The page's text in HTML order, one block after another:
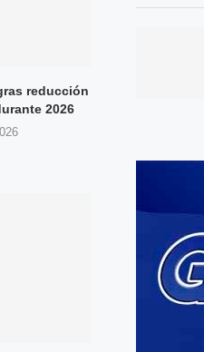
reducción
2026